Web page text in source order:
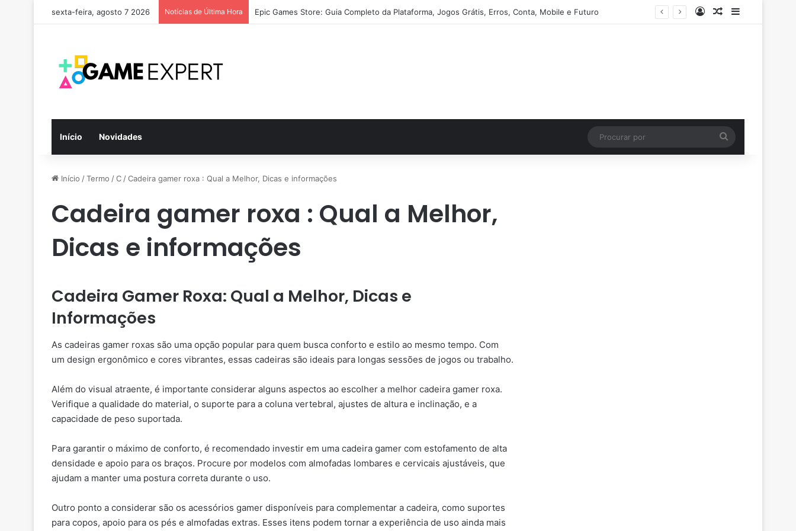
sexta-feira, agosto 7 2026 Notícias de Última Hora Epic Games Store: Guia Completo da Plataforma, Jogos Grátis, Erros, Conta, Mobile e Futuro EntrarArtigo aleatório
Barra Lateral
Início Novidades
por
Início /Termo /C /Cadeira gamer roxa : Qual a Melhor, Dicas e informações
Cadeira gamer roxa : Qual a Melhor,
Dicas e informações
Cadeira Gamer Roxa: Qual a Melhor, Dicas e
Informações
As cadeiras gamer roxas são uma opção popular para quem busca conforto e estilo ao mesmo tempo. Com
um design ergonômico e cores vibrantes, essas cadeiras são ideais para longas sessões de jogos ou trabalho.
Além do visual atraente, é importante considerar alguns aspectos ao escolher a melhor cadeira gamer roxa.
Verifique a qualidade do material, o suporte para a coluna vertebral, ajustes de altura e inclinação, e a
capacidade de peso suportada.
Para garantir o máximo de conforto, é recomendado investir em uma cadeira gamer com estofamento de alta
densidade e apoio para os braços. Procure por modelos com almofadas lombares e cervicais ajustáveis, que
ajudam a manter uma postura correta durante o uso.
Outro ponto a considerar são os acessórios gamer disponíveis para complementar a cadeira, como suportes
para copos, apoio para os pés e almofadas extras. Esses itens podem tornar a experiência de uso ainda mais